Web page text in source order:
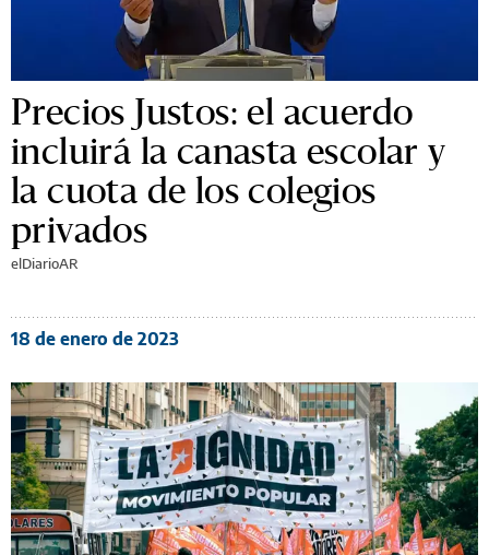
Precios Justos: el acuerdo
incluirá la canasta escolar y
la cuota de los colegios
privados
elDiarioAR
18 de enero de 2023